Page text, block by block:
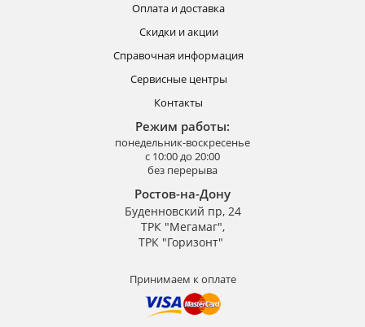
Оплата и доставка
Скидки и акции
Справочная информация
Сервисные центры
Контакты
Режим работы:
понедельник-воскресенье
с 10:00 до 20:00
без перерыва
Ростов-на-Дону
Буденновский пр, 24
ТРК "Мегамаг",
ТРК "Горизонт"
Принимаем к оплате